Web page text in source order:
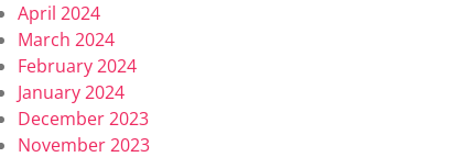
April 2024
March 2024
February 2024
January 2024
December 2023
November 2023